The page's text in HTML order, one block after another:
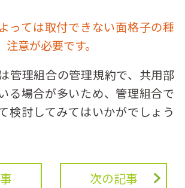
っては取付できない面格子の種
意が必要です。
管理組合の管理規約で、共用部
る場合が多いため、管理組合で
検討してみてはいかがでしょう
次の記事